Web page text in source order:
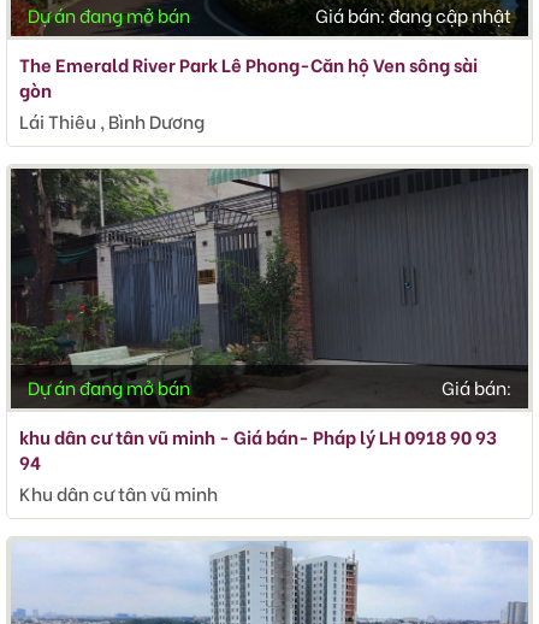
Dự án đang mở bán Giá bán:đang cập nhật
The Emerald River Park Lê Phong-Căn hộ Ven sông sài
gòn
Lái Thiêu , Bình Dương
Dự án đang mở bán
Giá bán:
khu dân cư tân vũ minh - Giá bán- Pháp lý LH 0918 90 93
94
Khu dân cư tân vũ minh